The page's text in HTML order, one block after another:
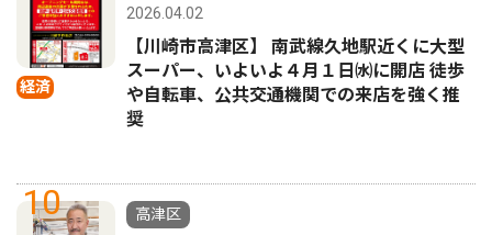
経済
2026.04.02
【川崎市高津区】 南武線久地駅近くに大型
スーパー、いよいよ４月１日㈬に開店 徒歩
や自転車、公共交通機関での来店を強く推
奨
10
高津区